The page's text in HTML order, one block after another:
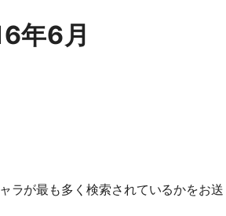
年6月
ラが最も多く検索されているかをお